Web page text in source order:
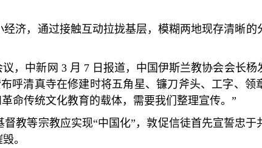
济，通过接触互动拉拢基层，模糊两地现存清晰的
，中新网 3 月 7 日报道，中国伊斯兰教协会会长杨
呼清真寺在修建时将五角星、镰刀斧头、工字、领
命传统文化教育的载体，需要我们整理宣传。 ”
督教等宗教应实现“中国化” ，敦促信徒首先宣誓忠于
。